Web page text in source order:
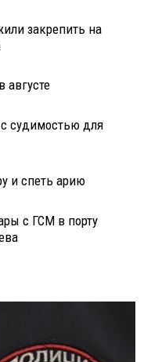
закрепить на
августе
судимостью для
и спеть арию
с ГСМ в порту